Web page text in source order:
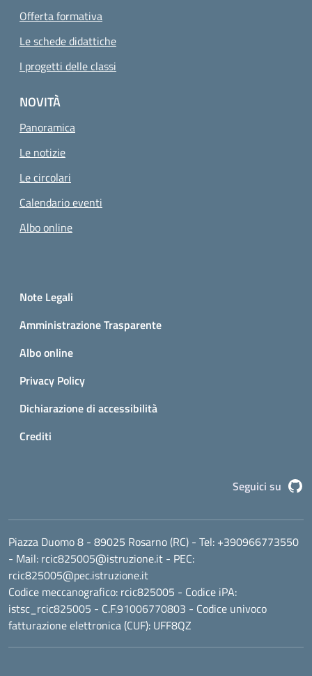
Offerta formativa
Le schede didattiche
I progetti delle classi
NOVITÀ
Panoramica
Le notizie
Le circolari
Calendario eventi
Albo online
Small prints
Note Legali
Amministrazione Trasparente
Albo online
Privacy Policy
Dichiarazione di accessibilità
Crediti
Seguici su
Piazza Duomo 8 - 89025 Rosarno (RC) - Tel: +390966773550
- Mail: rcic825005@istruzione.it - PEC:
rcic825005@pec.istruzione.it
Codice meccanografico: rcic825005 - Codice iPA:
istsc_rcic825005 - C.F.91006770803 - Codice univoco
fatturazione elettronica (CUF): UFF8QZ